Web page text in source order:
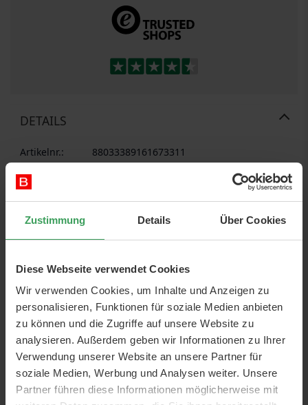
Zustimmung Details Über Cookies
Diese Webseite verwendet Cookies
Wir verwenden Cookies, um Inhalte und Anzeigen zu
personalisieren, Funktionen für soziale Medien anbieten
zu können und die Zugriffe auf unsere Website zu
analysieren. Außerdem geben wir Informationen zu Ihrer
Verwendung unserer Website an unsere Partner für
soziale Medien, Werbung und Analysen weiter. Unsere
Partner führen diese Informationen möglicherweise mit
DETAILS
Artikelnr.:
88033389161673311
Kategorie:
Augencreme
Marken:
Caudalie
ml:
Hauttyp:
Trockene Haut Reife Haut Alle
Hauttypen
ÜBER DAS PRODUKT
CAUDALIE Premier Cru The Eye Cream
Diese Augencreme ist für Sie, die Linien und Fältchen um
Ihre Augen, Lippen und Augenringe reduzieren möchten.